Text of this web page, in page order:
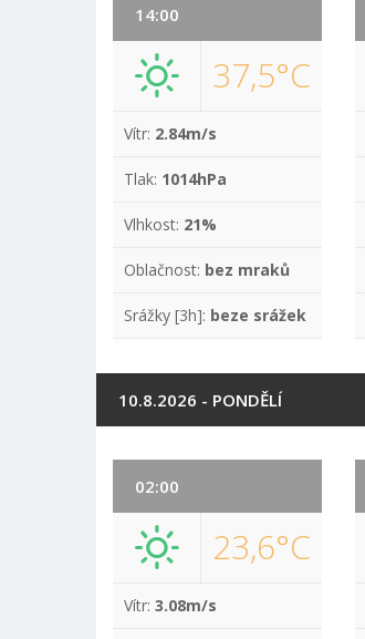
14:00
37,5°C
Vítr: 2.84m/s
Tlak: 1014hPa
Vlhkost: 21%
Oblačnost: bez mraků
Srážky [3h]: beze srážek
10.8.2026 - PONDĚLÍ
02:00
23,6°C
Vítr: 3.08m/s